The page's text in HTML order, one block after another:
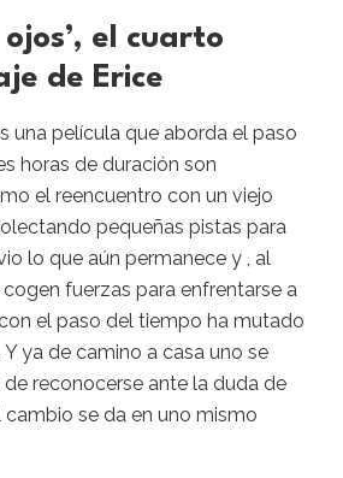
el cuarto
de Erice
una película que aborda el paso
horas de duración son
el reencuentro con un viejo
pequeñas pistas para
lo que aún permanece y , al
fuerzas para enfrentarse a
el paso del tiempo ha mutado
ya de camino a casa uno se
reconocerse ante la duda de
se da en uno mismo